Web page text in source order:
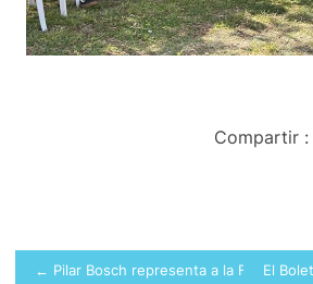
Compartir :
Navegación
← Pilar Bosch representa a la Facultad
El